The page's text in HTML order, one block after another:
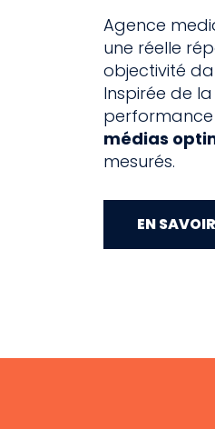
Agence
une réelle
objectivité
Inspirée de
médias
mesurés.
EN